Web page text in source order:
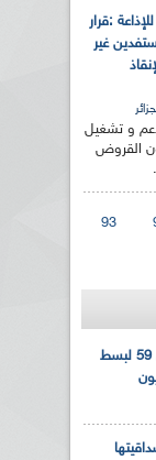
:قرار
غير
و تشغيل
القروض
93
الإذاعة الجزائرية تحي الذكرى 59 لبسط